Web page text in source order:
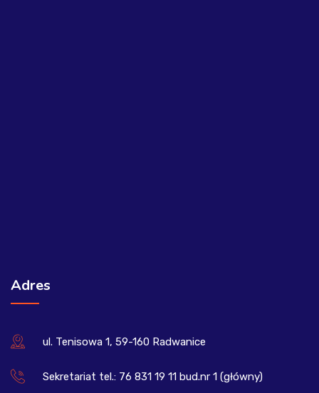
Adres
ul. Tenisowa 1, 59-160 Radwanice
Sekretariat tel.: 76 831 19 11 bud.nr 1 (główny)